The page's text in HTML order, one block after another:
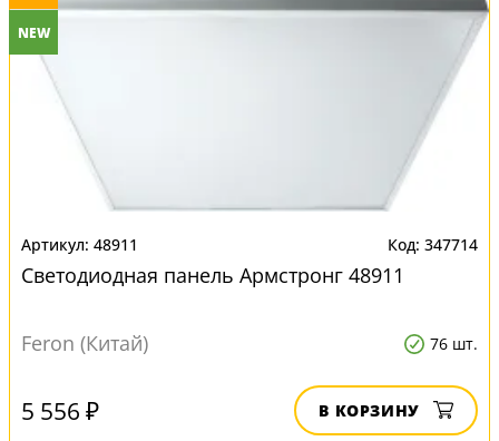
NEW
48911 347714
Светодиодная панель Армстронг 48911
Feron (Китай) 76 шт.
5 556 ₽ В КОРЗИНУ